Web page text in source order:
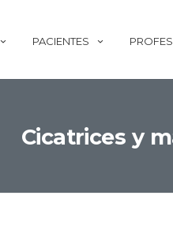
PACIENTES
Cicatrices y